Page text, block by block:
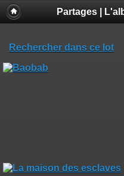
Partages |
Rechercher dans ce lot